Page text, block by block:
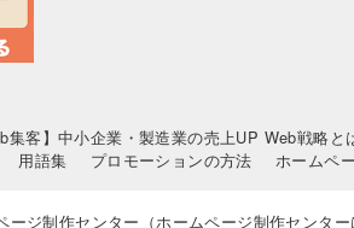
集客】中小企業・製造業の売上UP Web戦略と
用語集 プロモーションの方法 ホームペ
ジ制作センター（ホームページ制作センタ